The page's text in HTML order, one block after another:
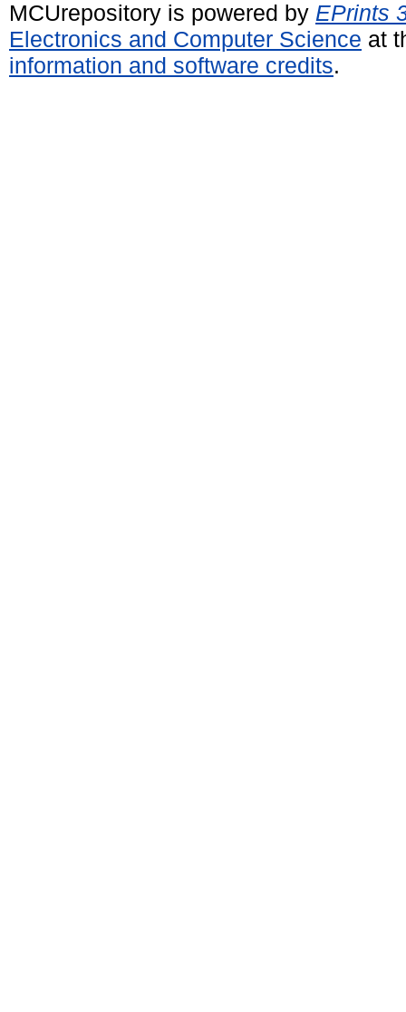
MCUrepository is powered by EPrints
Electronics and Computer Science at
information and software credits.